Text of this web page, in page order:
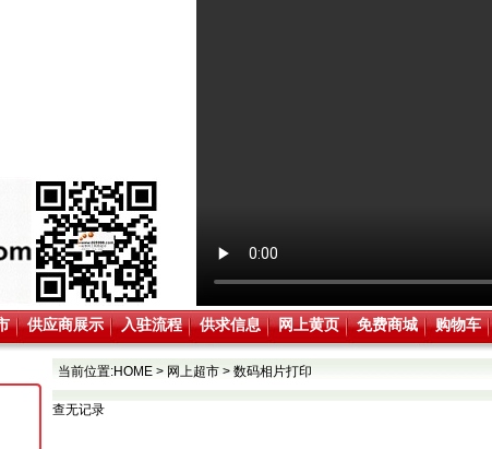
供应商展示 入驻流程 供求信息 网上黄页 免费商城 购物车
当前位置:HOME> 网上超市> 数码相片打印
查无记录